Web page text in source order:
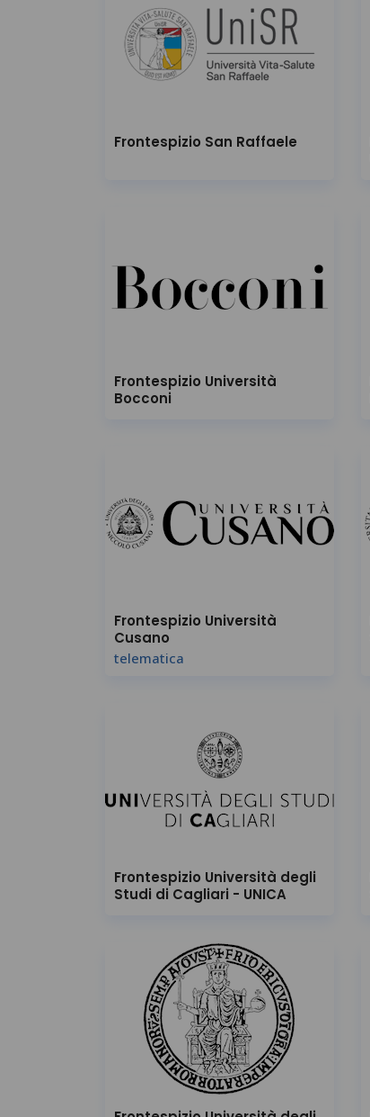
Frontespizio San Raffaele
Frontespizio Università
Bocconi
Frontespizio Università
Cusano
telematica
Frontespizio Università degli
Studi di Cagliari - UNICA